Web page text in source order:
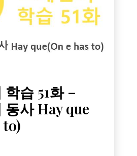
습 51화 –
동사 Hay que
to)